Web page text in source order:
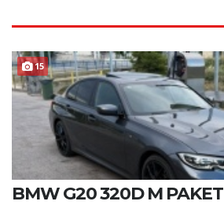
15
BMW G20 320D M PAKET